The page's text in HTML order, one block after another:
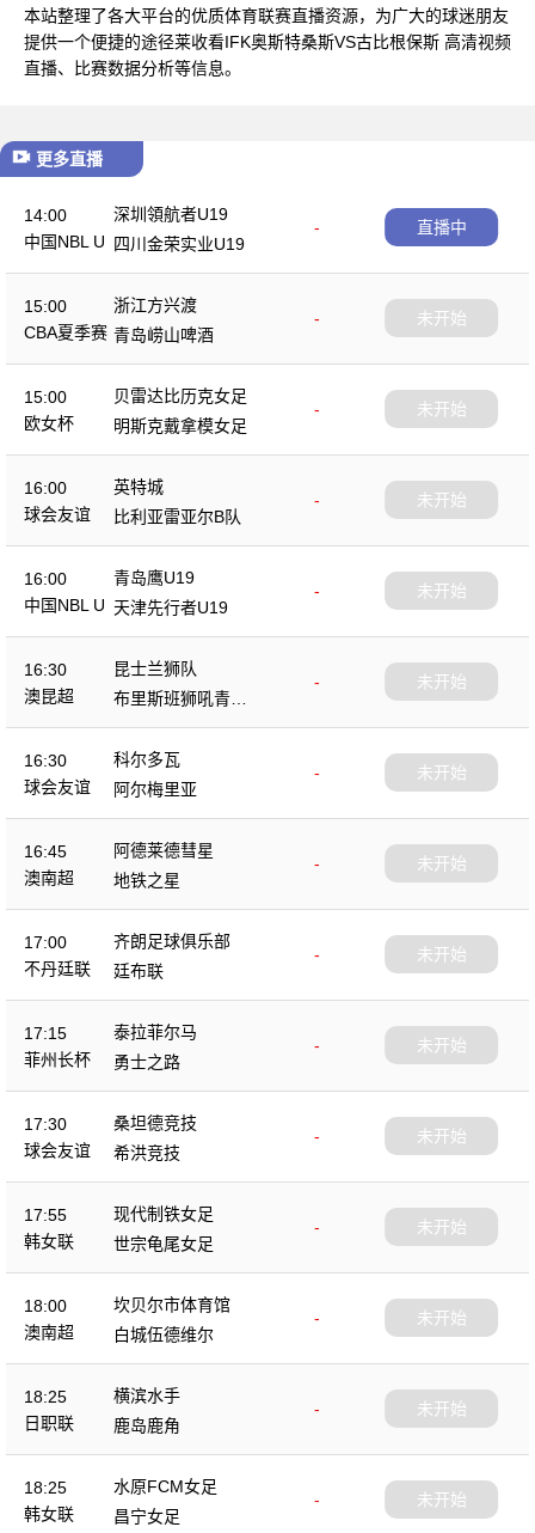
本站整理了各大平台的优质体育联赛直播资源，为广大的球迷朋友
提供一个便捷的途径莱收看IFK奥斯特桑斯VS古比根保斯 高清视频
直播、比赛数据分析等信息。
更多直播
14:00
中国NBL U
深圳領航者U19
-
四川金荣实业U19
直播中
15:00
CBA夏季赛
浙江方兴渡
-
青岛崂山啤酒
未开始
15:00
欧女杯
贝雷达比历克女足
-
明斯克戴拿模女足
未开始
16:00
球会友谊
英特城
-
比利亚雷亚尔B队
未开始
16:00
中国NBL U
青岛鹰U19
-
天津先行者U19
未开始
16:30
澳昆超
昆士兰狮队
-
布里斯班狮吼青年
队
未开始
16:30
球会友谊
科尔多瓦
-
阿尔梅里亚
未开始
16:45
澳南超
阿德莱德彗星
-
地铁之星
未开始
17:00
不丹廷联
齐朗足球俱乐部
-
廷布联
未开始
17:15
菲州长杯
泰拉菲尔马
-
勇士之路
未开始
17:30
球会友谊
桑坦德竞技
-
希洪竞技
未开始
17:55
韩女联
现代制铁女足
-
世宗龟尾女足
未开始
18:00
澳南超
坎贝尔市体育馆
-
白城伍德维尔
未开始
18:25
日职联
横滨水手
-
鹿岛鹿角
未开始
18:25
韩女联
水原FCM女足
-
昌宁女足
未开始